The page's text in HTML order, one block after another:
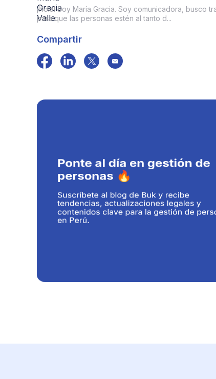
¡Hola! Soy María Gracia. Soy comunicadora, busco
para que las personas estén al tanto d...
Compartir